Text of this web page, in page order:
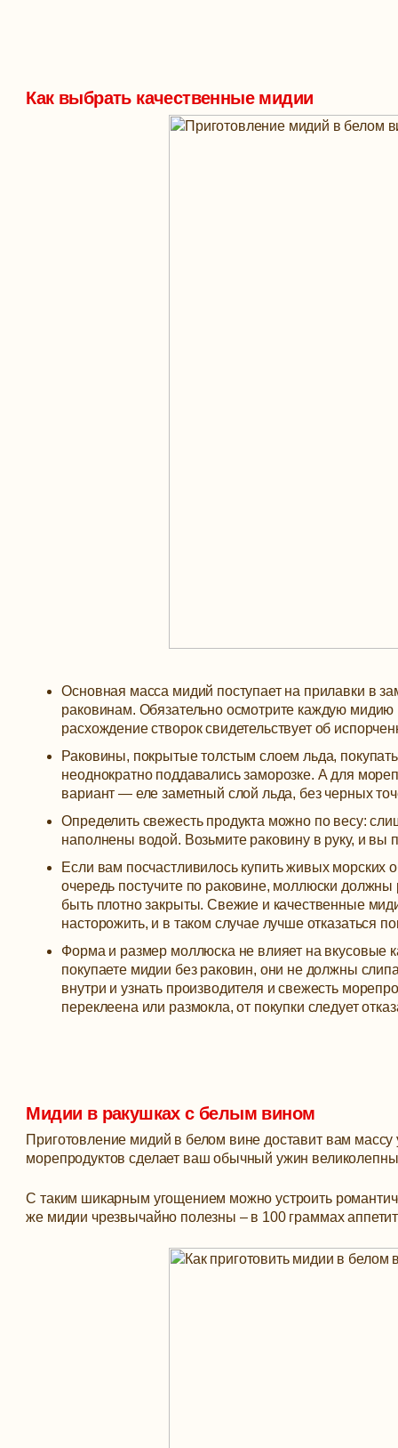
Как выбрать качественные мидии
Основная масса мидий поступает на прилавки в
раковинам. Обязательно осмотрите каждую
расхождение створок свидетельствует об
Раковины, покрытые толстым слоем льда,
неоднократно поддавались заморозке. А для
вариант — еле заметный слой льда, без черных
Определить свежесть продукта можно по весу:
наполнены водой. Возьмите раковину в руку, и вы
Если вам посчастливилось купить живых морских
очередь постучите по раковине, моллюски
быть плотно закрыты. Свежие и качественные
насторожить, и в таком случае лучше отказаться
Форма и размер моллюска не влияет на вкусовые
покупаете мидии без раковин, они не должны
внутри и узнать производителя и свежесть
переклеена или размокла, от покупки следует
Мидии в ракушках с белым вином
Приготовление мидий в белом вине доставит вам
морепродуктов сделает ваш обычный ужин
С таким шикарным угощением можно устроить
же мидии чрезвычайно полезны – в 100 граммах